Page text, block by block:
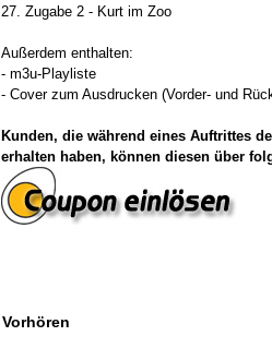
27. Zugabe 2 - Kurt im Zoo
Außerdem enthalten:
- m3u-Playliste
- Cover zum Ausdrucken (Vorder- und
Kunden, die während eines Auftrittes
erhalten haben, können diesen über
Vorhören